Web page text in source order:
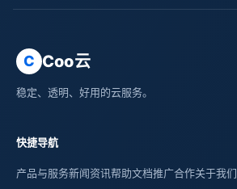
C Coo云
稳定、透明、好用的云服务。
快捷导航
产品与服务新闻资讯帮助文档推广合作关于我们